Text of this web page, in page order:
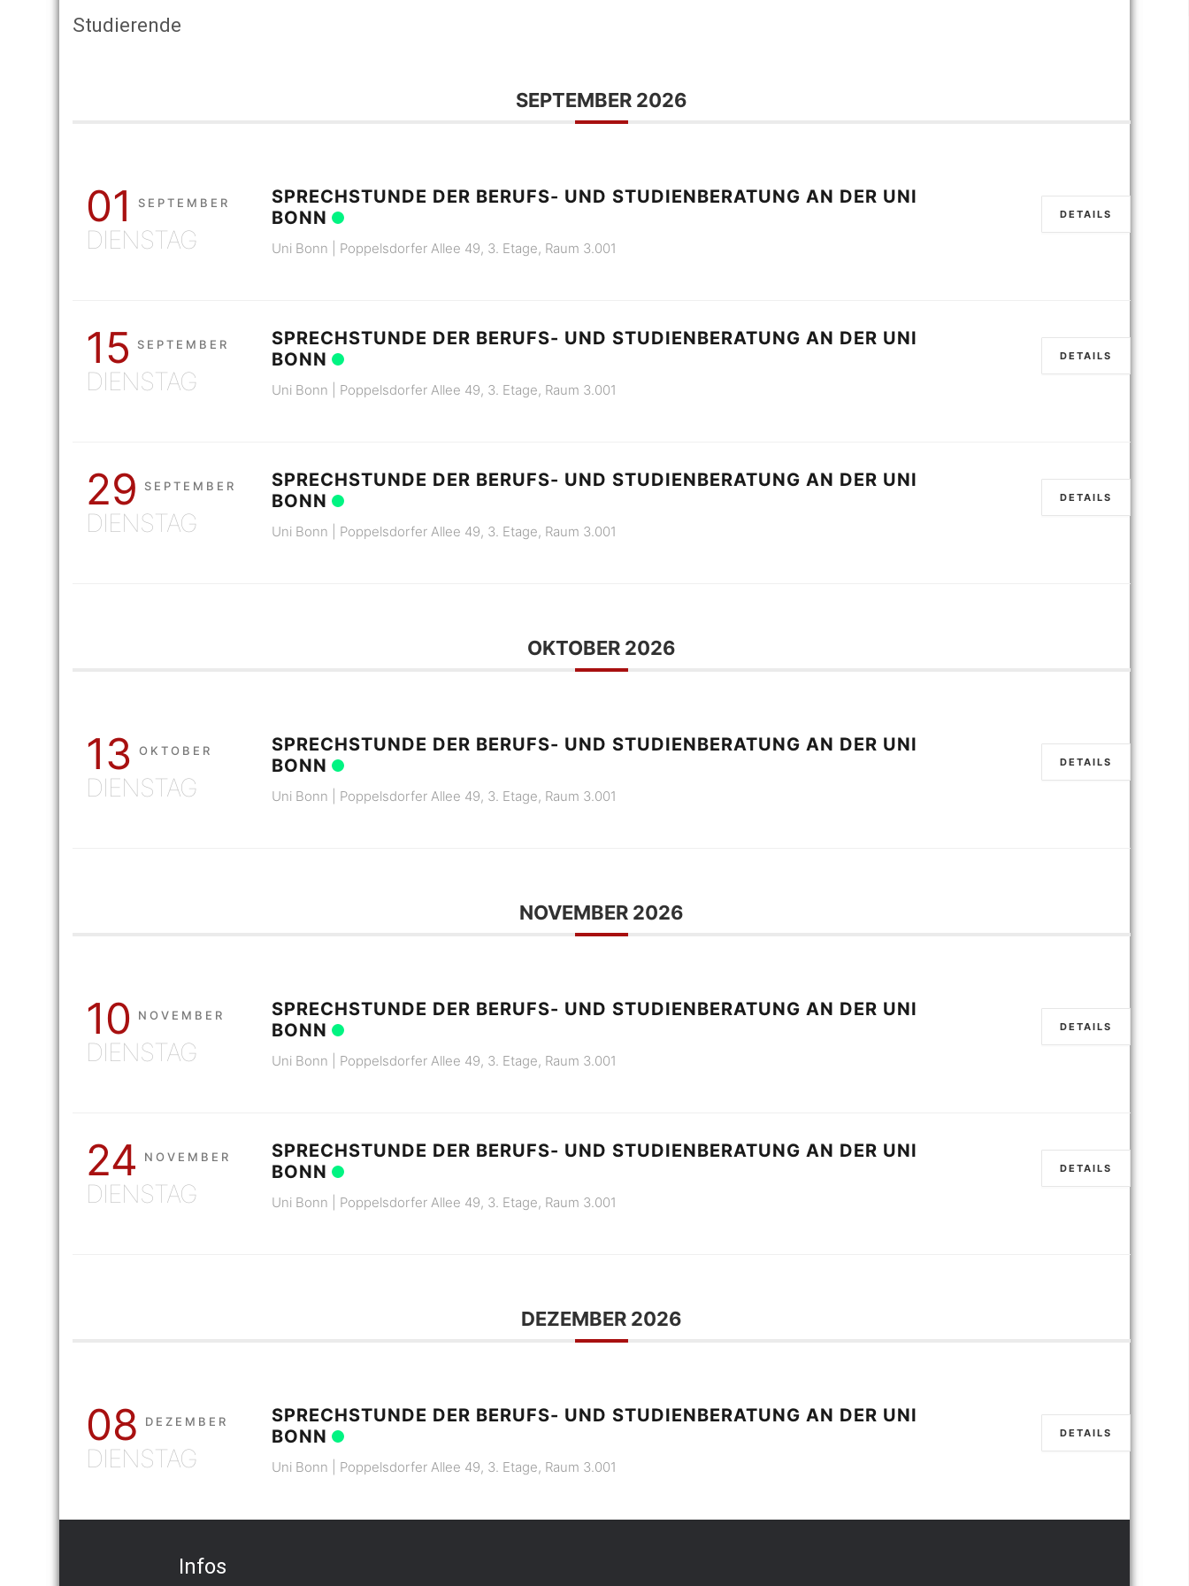
Studierende
SEPTEMBER 2026
01 SEPTEMBER
DIENSTAG
SPRECHSTUNDE DER BERUFS- UND STUDIENBERATUNG AN DER UNI
BONN
Uni Bonn | Poppelsdorfer Allee 49, 3. Etage, Raum 3.001
DETAILS
15 SEPTEMBER
DIENSTAG
SPRECHSTUNDE DER BERUFS- UND STUDIENBERATUNG AN DER UNI
BONN
Uni Bonn | Poppelsdorfer Allee 49, 3. Etage, Raum 3.001
DETAILS
29 SEPTEMBER
DIENSTAG
SPRECHSTUNDE DER BERUFS- UND STUDIENBERATUNG AN DER UNI
BONN
Uni Bonn | Poppelsdorfer Allee 49, 3. Etage, Raum 3.001
DETAILS
OKTOBER 2026
13 OKTOBER
DIENSTAG
SPRECHSTUNDE DER BERUFS- UND STUDIENBERATUNG AN DER UNI
BONN
Uni Bonn | Poppelsdorfer Allee 49, 3. Etage, Raum 3.001
DETAILS
NOVEMBER 2026
10 NOVEMBER
DIENSTAG
SPRECHSTUNDE DER BERUFS- UND STUDIENBERATUNG AN DER UNI
BONN
Uni Bonn | Poppelsdorfer Allee 49, 3. Etage, Raum 3.001
DETAILS
24 NOVEMBER
DIENSTAG
SPRECHSTUNDE DER BERUFS- UND STUDIENBERATUNG AN DER UNI
BONN
Uni Bonn | Poppelsdorfer Allee 49, 3. Etage, Raum 3.001
DETAILS
DEZEMBER 2026
08 DEZEMBER
DIENSTAG
SPRECHSTUNDE DER BERUFS- UND STUDIENBERATUNG AN DER UNI
BONN
Uni Bonn | Poppelsdorfer Allee 49, 3. Etage, Raum 3.001
DETAILS
Infos